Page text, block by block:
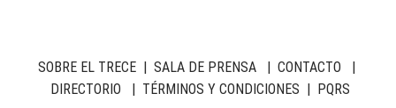
SOBRE EL TRECE| SALA DE PRENSA| CONTACTO |
DIRECTORIO | TÉRMINOS Y CONDICIONES | PQRS